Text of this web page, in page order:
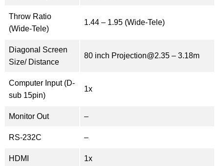
Throw Ratio
(Wide-Tele)
1.44 – 1.95 (Wide-Tele)
Diagonal Screen
Size/ Distance
80 inch Projection@2.35 – 3.18m
Computer Input (D-
sub 15pin)
1x
Monitor Out –
RS-232C –
HDMI 1x